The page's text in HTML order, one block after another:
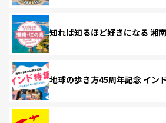
知れば知るほど好きになる 湘
地球の歩き方45周年記念 イン